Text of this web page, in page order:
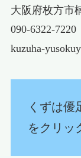
大阪府枚方市
090-6322-7220
kuzuha-
くずは優
をクリッ